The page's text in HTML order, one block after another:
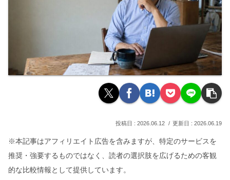
2026.06.12 2026.06.19
※本記事はアフィリエイト広告を含みますが、特定のサービスを
推奨・強要するものではなく、読者の選択肢を広げるための客観
的な比較情報として提供しています。